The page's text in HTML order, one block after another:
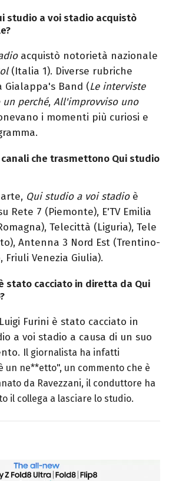
studio a voi stadio acquistò
acquistò notorietà nazionale
(Italia 1). Diverse rubriche
Band (Le interviste
un perché, All'improvviso uno
i momenti più curiosi e
che trasmettono Qui studio
Qui studio a voi stadio è
Rete 7 (Piemonte), E'TV Emilia
Telecittà (Liguria), Tele
Antenna 3 Nord Est (Trentino-
Friuli Venezia Giulia).
stato cacciato in diretta da Qui
Furini è stato cacciato in
a voi stadio a causa di un suo
Il giornalista ha infatti
un ne**etto", un commento che è
da Ravezzani, il conduttore ha
il collega a lasciare lo studio.